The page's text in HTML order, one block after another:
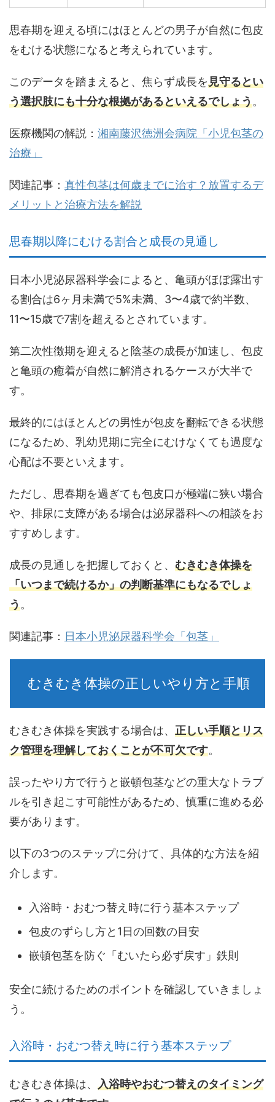
思春期を迎える頃にはほとんどの男子が自然に包皮
をむける状態になる と考えられています。
このデータを踏まえると、焦らず成長を見守るとい
う選択肢にも十分な根拠があるといえるでしょう。
医療機関の解説： 湘南藤沢徳洲会病院「小児包茎の
治療」
関連記事： 真性包茎は何歳までに治す？放置するデ
メリットと治療方法を解説
思春期以降にむける割合と成長の見通し
日本小児泌尿器科学会によると、亀頭がほぼ露出す
る割合は6ヶ月未満で5%未満、3〜4歳で約半数、
11〜15歳で7割を超えるとされています。
第二次性徴期を迎えると陰茎の成長が加速し、包皮
と亀頭の癒着が自然に解消されるケースが大半で
す。
最終的にはほとんどの男性が包皮を翻転できる状態
になるため、乳幼児期に完全にむけなくても過度な
心配は不要といえます。
ただし、思春期を過ぎても包皮口が極端に狭い場合
や、排尿に支障がある場合は泌尿器科への相談をお
すすめします。
成長の見通しを把握しておくと、 むきむき体操を
「いつまで続けるか」の判断基準にもなるでしょ
う。
関連記事： 日本小児泌尿器科学会「包茎」
むきむき体操の正しいやり方と手順
むきむき体操を実践する場合は、 正しい手順とリス
ク管理を理解しておくことが不可欠です。
誤ったやり方で行うと嵌頓包茎などの重大なトラブ
ルを引き起こす可能性があるため、慎重に進める必
要があります。
以下の3つのステップに分けて、具体的な方法を紹
介します。
入浴時・おむつ替え時に行う基本ステップ
包皮のずらし方と1日の回数の目安
嵌頓包茎を防ぐ「むいたら必ず戻す」鉄則
安全に続けるためのポイントを確認していきましょ
う。
入浴時・おむつ替え時に行う基本ステップ
むきむき体操は、 入浴時やおむつ替えのタイミング